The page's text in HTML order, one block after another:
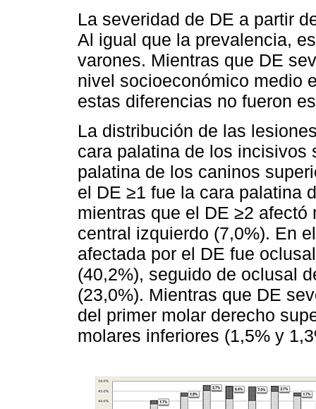
La severidad de DE a partir
Al igual que la prevalencia,
varones. Mientras que DE
nivel socioeconómico medio
estas diferencias no fueron
La distribución de las
cara palatina de los incisivos
palatina de los caninos
el DE ≥1 fue la cara palatina
mientras que el DE ≥2
central izquierdo (7,0%). En
afectada por el DE fue
(40,2%), seguido de oclusal
(23,0%). Mientras que DE
del primer molar derecho
molares inferiores (1,5% y